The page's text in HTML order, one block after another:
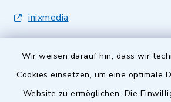
Wir weisen darauf hin, dass wir
Cookies einsetzen, um eine optimale
Website zu ermöglichen. Die
inixmedia